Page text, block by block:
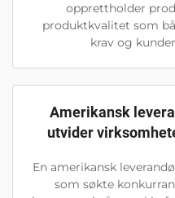
opprettholder
produktkvalitet som
krav og
Amerikansk
utvider
En amerikansk
som søkte